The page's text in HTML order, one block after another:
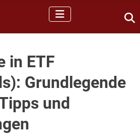
in ETF
Grundlegende
und